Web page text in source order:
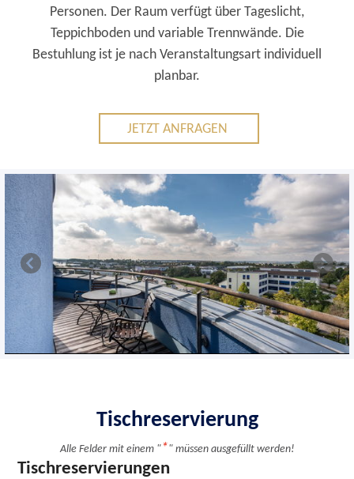
Personen. Der Raum verfügt über Tageslicht,
Teppichboden und variable Trennwände. Die
Bestuhlung ist je nach Veranstaltungsart individuell
planbar.
JETZT ANFRAGEN
Tischreservierung
Alle Felder mit einem "*" müssen ausgefüllt werden!
Tischreservierungen